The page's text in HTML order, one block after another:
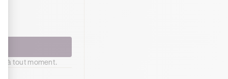
à tout moment.